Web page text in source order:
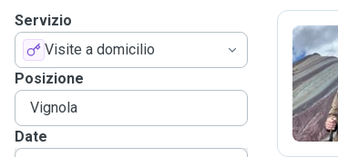
Servizio
Visite a domicilio
Posizione
Date